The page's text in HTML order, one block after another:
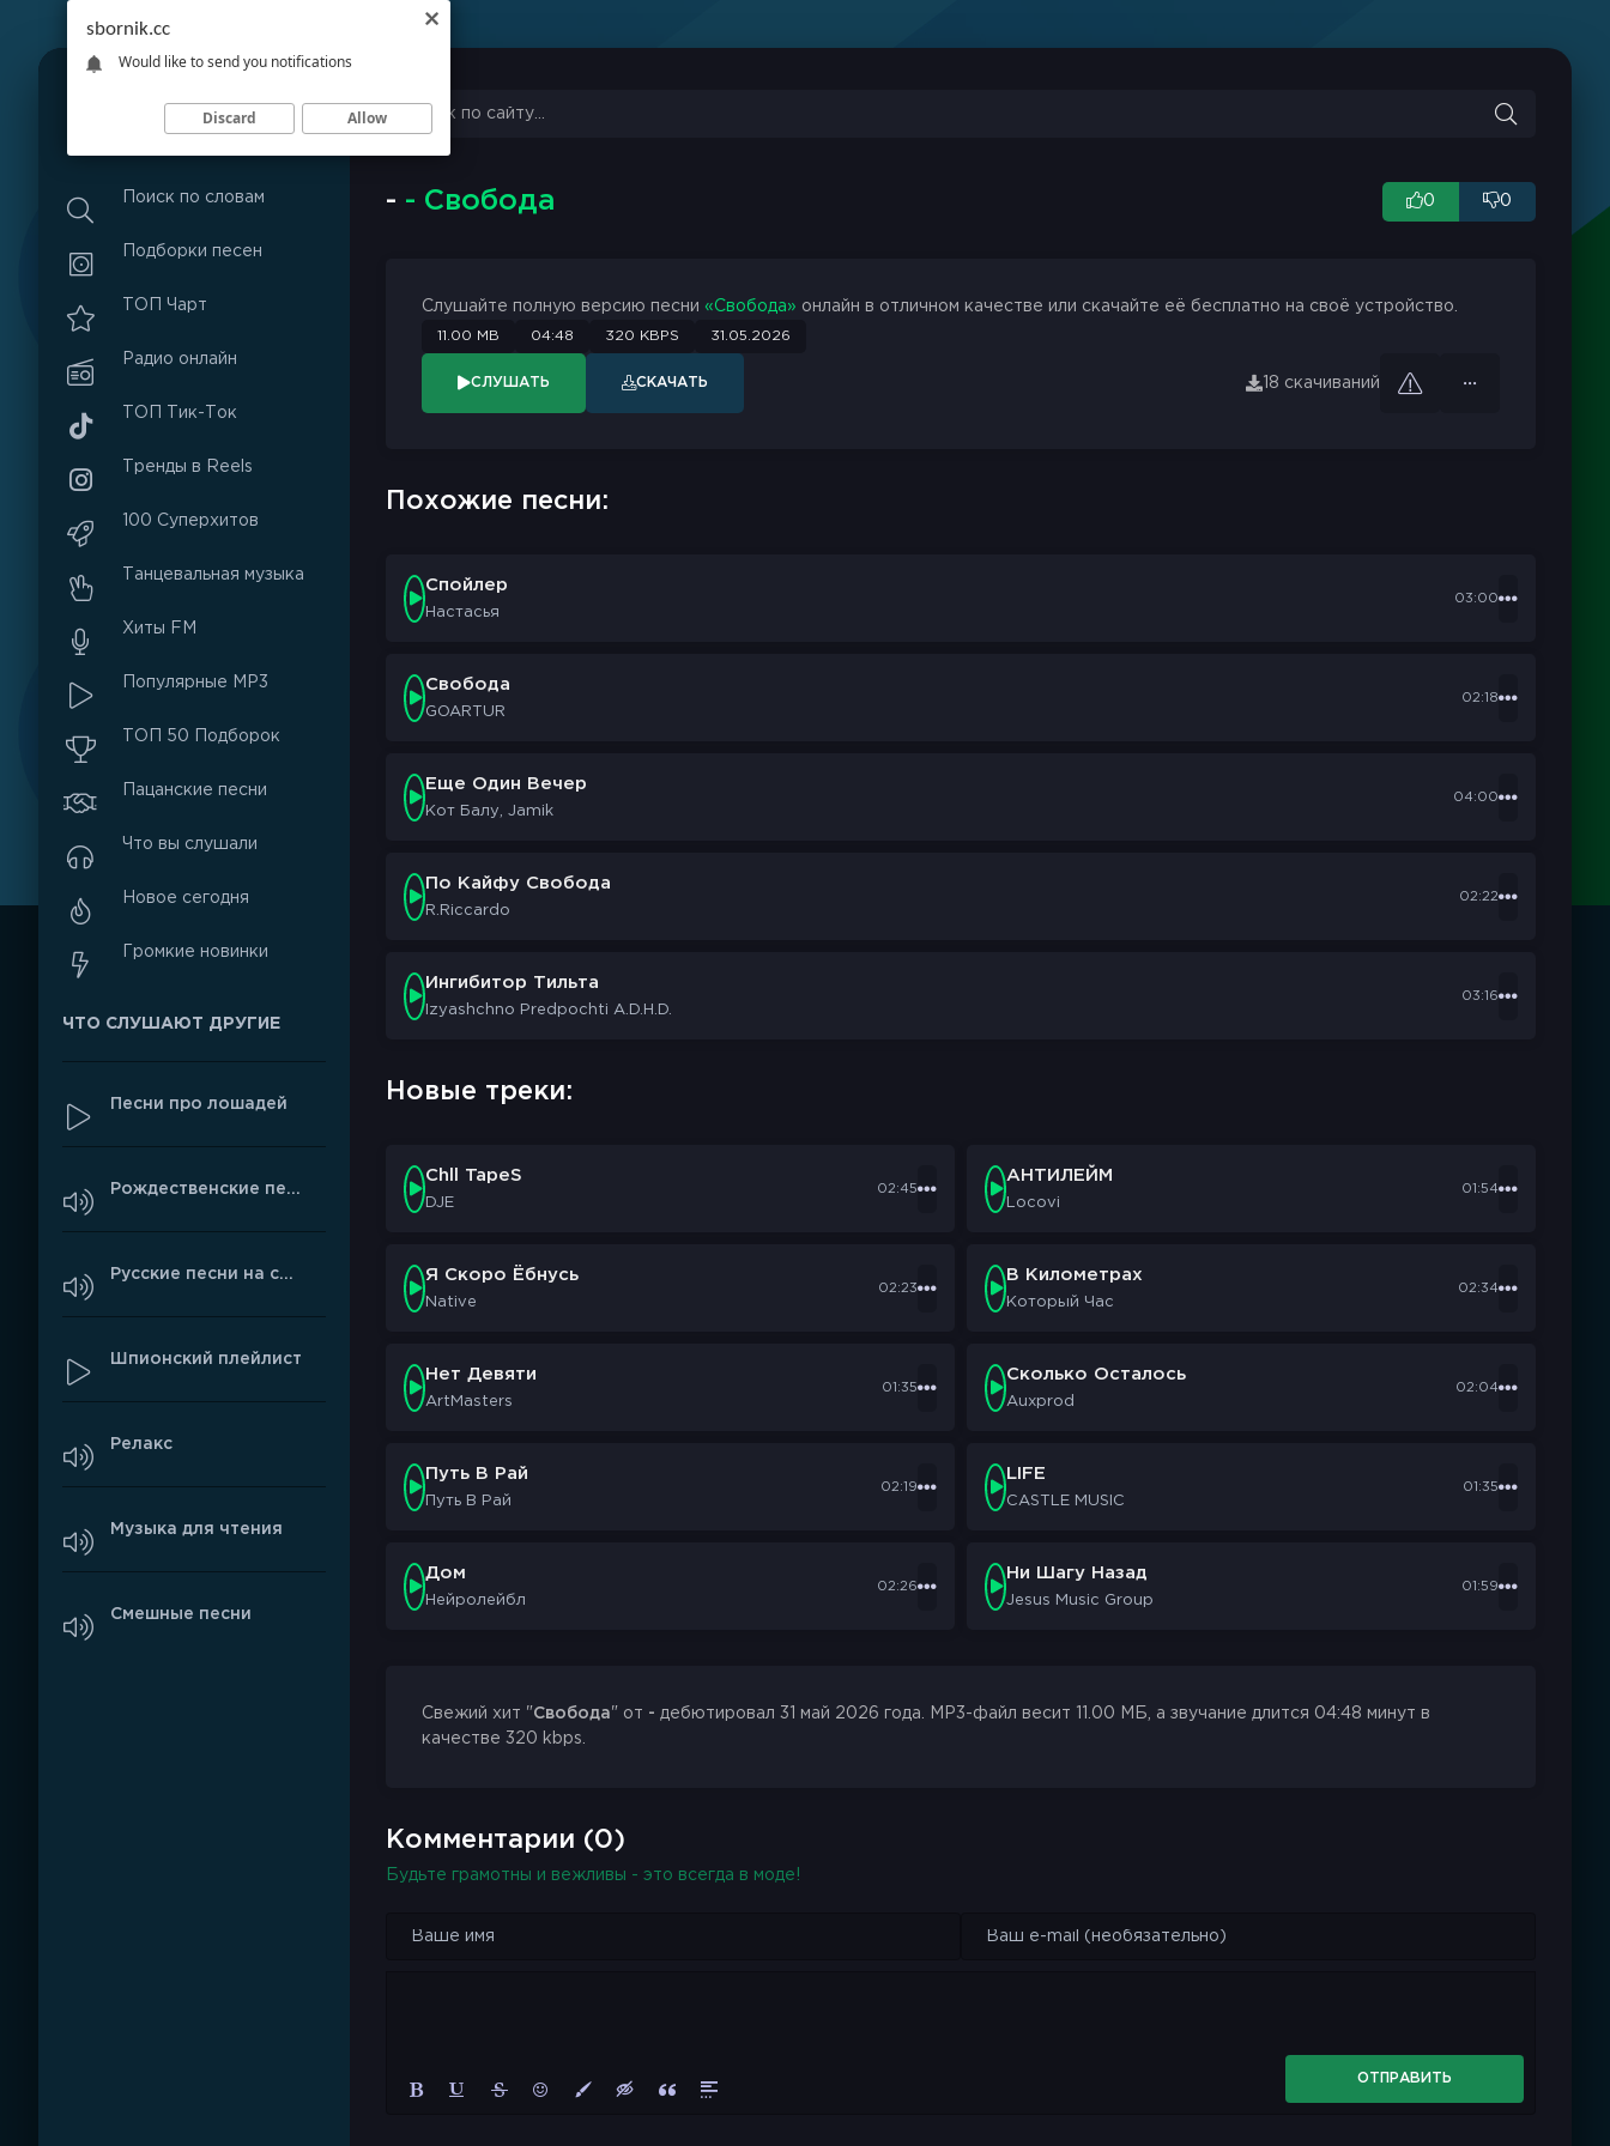
RNIK.CC
- - Свобода 0 0
Слушайте полную версию песни «Свобода» онлайн в отличном качестве или скачайте её бесплатно на своё устройство.
11.00 MB 04:48 320 KBPS 31.05.2026
СЛУШАТЬ СКАЧАТЬ 18 скачиваний
Похожие песни:
Спойлер
Настасья
03:00
Свобода
GOARTUR
02:18
Еще Один Вечер
Кот Балу, Jamik
04:00
По Кайфу Свобода
R.Riccardo
02:22
Ингибитор Тильта
Izyashchno Predpochti A.D.H.D.
03:16
Новые треки:
Chll TapeS
DJE
02:45
АНТИЛЕЙМ
Locovi
01:54
Я Скоро Ёбнусь
Native
02:23
В Километрах
Который Час
02:34
Нет Девяти
ArtMasters
01:35
Сколько Осталось
Auxprod
02:04
Путь В Рай
Путь В Рай
02:19
LIFE
CASTLE MUSIC
01:35
Дом
Нейролейбл
02:26
Ни Шагу Назад
Jesus Music Group
01:59
Свежий хит "Свобода" от - дебютировал 31 май 2026 года. MP3-файл весит 11.00 МБ, а звучание длится 04:48 минут в
качестве 320 kbps.
Комментарии (0)
Будьте грамотны и вежливы - это всегда в моде!
ОТПРАВИТЬ
Поиск по словам
Подборки песен
ТОП Чарт
Радио онлайн
ТОП Тик-Ток
Тренды в Reels
100 Суперхитов
Танцевальная музыка
Хиты FM
Популярные MP3
ТОП 50 Подборок
Пацанские песни
Что вы слушали
Новое сегодня
Громкие новинки
ЧТО СЛУШАЮТ ДРУГИЕ
Песни про лошадей
Рождественские песни
Русские песни на свадьбу
Шпионский плейлист
Релакс
Музыка для чтения
Смешные песни
sbornik.cc
Would like to send you notifications
Discard Allow